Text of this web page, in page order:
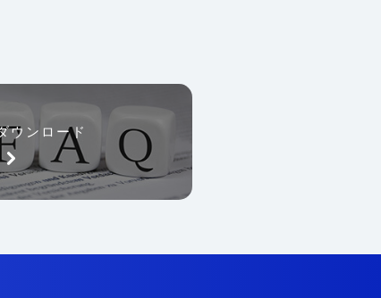
ウンロード